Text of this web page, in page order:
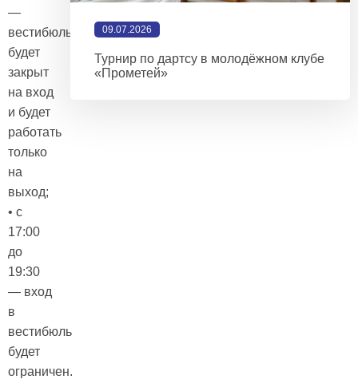
—
вестибюль
будет
закрыт
на вход
и будет
работать
только
на
выход;
• с
17:00
до
19:30
— вход
в
вестибюль
будет
ограничен.
09.07.2026
Турнир по дартсу в молодёжном клубе
«Прометей»